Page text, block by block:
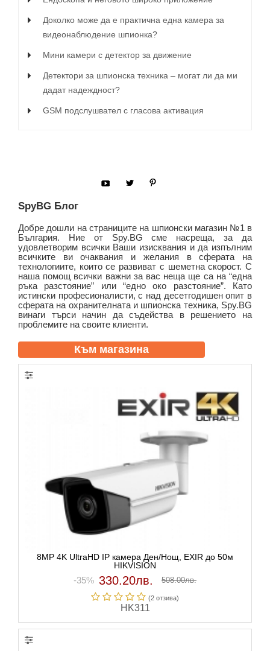
Доколко може да е практична една камера за
видеонаблюдение шпионка?
Мини камери с детектор за движение
Детектори за шпионска техника – могат ли да ми
дадат надеждност?
GSM подслушвател с гласова активация
SpyBG Блог
Добре дошли на страниците на шпионски магазин №1 в
България. Ние от Spy.BG сме насреща, за да
удовлетворим всички Ваши изисквания и да изпълним
всичките ви очаквания и желания в сферата на
технологиите, които се развиват с шеметна скорост. С
наша помощ всички важни за вас неща ще са на “една
ръка разстояние” или “едно око разстояние”. Като
истински професионалисти, с над десетгодишен опит в
сферата на охранителната и шпионска техника, Spy.BG
винаги търси начин да съдейства в решението на
проблемите на своите клиенти.
Към магазина
8MP 4K UltraHD IP камера Ден/Нощ, EXIR до 50м
HIKVISION
-35% 330.20лв. 508.00лв.
(2 отзивa)
HK311